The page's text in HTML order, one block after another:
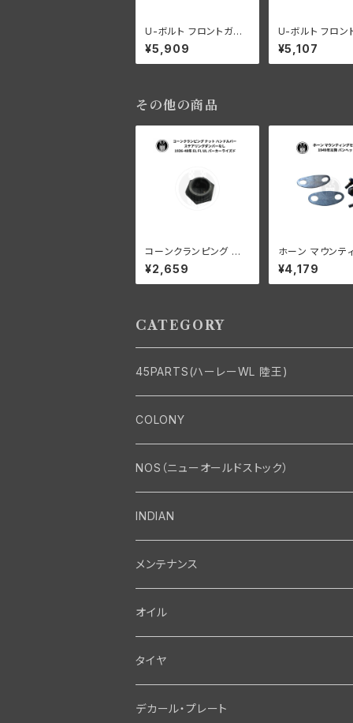
U-ボルト フロントガー
ド用 ナット付き 2個セッ
ト WL パーカーライズド
¥5,909
U-ボルト フロン
ド用 ナット付き
ト ハーレーダビ
WL 白メッキ
¥5,107
その他の商品
コーンクランピング ナッ
ト ハンドルバー ステア
リングダンパーなし ハ
ーレーダビッドソン 193
¥2,659
ホーン マウンテ
セット ハーレー
ソン 1949年以
ヘッド
¥4,179
CATEGORY
45PARTS(ハーレーWL 陸王)
エンジン
エンジン・シリンダーヘッド
バルブ・タペット関係
マフラー・インテーク・キャブレター
マフラー関係
インテーク・キャブレター関係
エレクトリカル
ジェネレーター関係
ディストリビューター関係
駆動系
ドライブチェーン関係
スプロケット・ベルトドライブキット
フロントフォーク・フレーム
フロントフォーク関係
ソフテイル用 New Springer Fork
シート・サドルバッグ
シートポスト関係
ハンドルバー・タンク・フェンダー
COLONY
Bolt・Nut
Nut
Screw
Front End・Rear End
Wheel-Brake
Fork-Shockabsorber
Motor
Motor
Carbrator
Transmission・Primary
Transmission-Shifter
Primary-clutch-Kickstarter
Gastank・Oiltank
Oilline
Electrical
NOS（ニューオールドストック）
INDIAN
メンテナンス
オイル
タイヤ
デカール・プレート